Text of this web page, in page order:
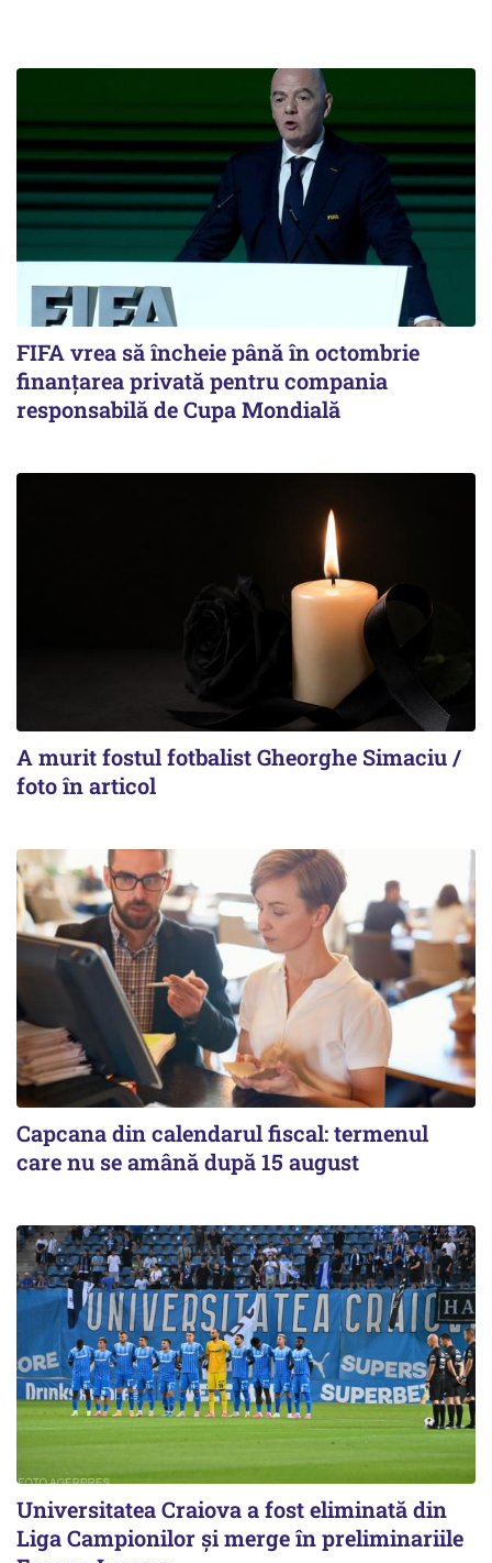
FIFA vrea să încheie până în octombrie
finanțarea privată pentru compania
responsabilă de Cupa Mondială
A murit fostul fotbalist Gheorghe Simaciu /
foto în articol
Capcana din calendarul fiscal: termenul
care nu se amână după 15 august
Universitatea Craiova a fost eliminată din
Liga Campionilor şi merge în preliminariile